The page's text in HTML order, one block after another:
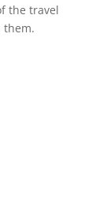
the travel
them.